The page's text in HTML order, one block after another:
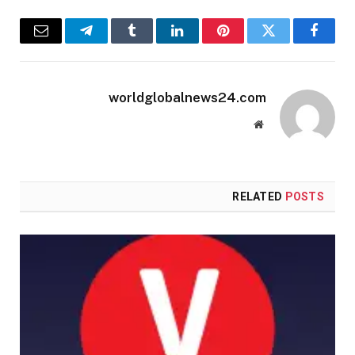
Facebook
Twitter
Pinterest
LinkedIn
Tumblr
Telegram
Email
worldglobalnews24.com
Website
RELATED POSTS